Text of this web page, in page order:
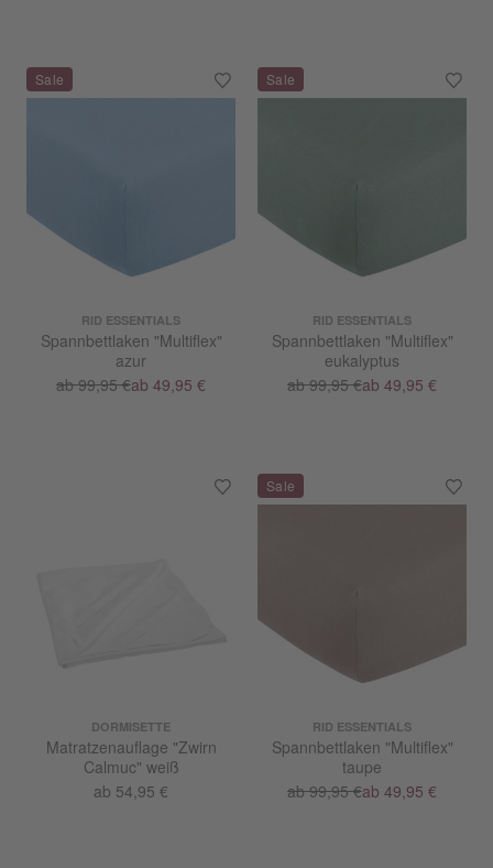
RID ESSENTIALS
Spannbettlaken "Multiflex"
azur
ab 99,95 €ab 49,95 €
RID ESSENTIALS
Spannbettlaken "Multiflex"
eukalyptus
ab 99,95 €ab 49,95 €
DORMISETTE
Matratzenauflage "Zwirn
Calmuc" weiß
ab 54,95 €
RID ESSENTIALS
Spannbettlaken "Multiflex"
taupe
ab 99,95 €ab 49,95 €